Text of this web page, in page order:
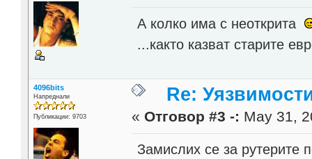
А колко има с неоткрита
...както казват старите
4096bits
Напреднали
Публикации: 9703
Re:
« Отговор #3 -: May 31,
Замислих се за рутерите